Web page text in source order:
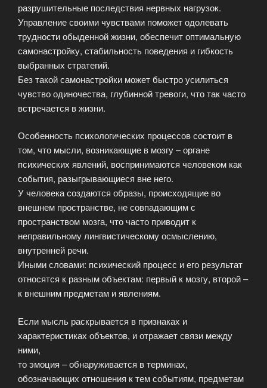
разрушительные последствия нервных нагрузок.
Управление своими чувствами поможет одолевать
трудности обыденной жизни, обеспечит оптимальную
самонастройку, стабильность поведения и гибкость
выбранных стратегий.
Без такой самонастройки может быстро усилиться
чувство одиночества, глубинной тревоги, что так часто
встречается в жизни.
Особенность психологических процессов состоит в
том, что мысли, возникающие в мозгу – органе
психических явлений, воспринимаются человеком как
события, разыгрывающиеся вне него.
У человека создаются образы, происходящие во
внешнем пространстве, не совпадающим с
пространством мозга, что часто приводит к
неправильному лингвистическому осмыслению,
внутренней речи.
Иными словами: психический процесс и его результат
относятся к разным объектам: первый к мозгу, второй –
к внешним предметам и явлениям.
Если мысль раскрывается в признаках и
характеристиках объектов, и отражает связи между
ними,
то эмоция – обнаруживается в терминах,
обозначающих отношения к тем событиям, предметам